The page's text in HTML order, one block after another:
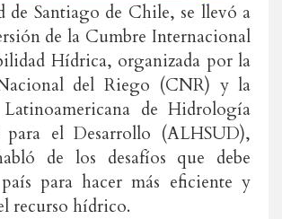
de Santiago de Chile, se llevó a
de la Cumbre Internacional
Hídrica, organizada por la
del Riego (CNR) y la
de Hidrología
para el Desarrollo (ALHSUD),
de los desafíos que debe
para hacer más eficiente y
recurso hídrico.